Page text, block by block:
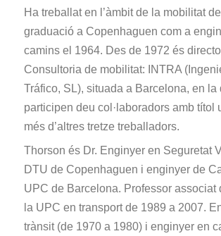
Ha treballat en l’àmbit de la mobilitat
graduació a Copenhaguen com a
camins el 1964. Des de 1972 és
Consultoria de mobilitat: INTRA
Tráfico, SL), situada a Barcelona, en la
participen deu col·laboradors amb títol
més d’altres tretze treballadors.
Thorson és Dr. Enginyer en Seguretat
DTU de Copenhaguen i enginyer de
UPC de Barcelona. Professor associat
la UPC en transport de 1989 a 2007.
trànsit (de 1970 a 1980) i enginyer en